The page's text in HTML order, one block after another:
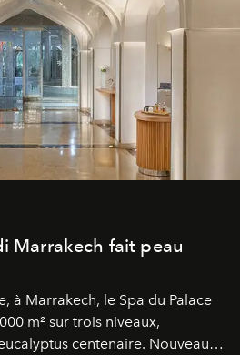
Marrakech fait peau
à Marrakech, le Spa du Palace
m² sur trois niveaux,
centenaire. Nouveau